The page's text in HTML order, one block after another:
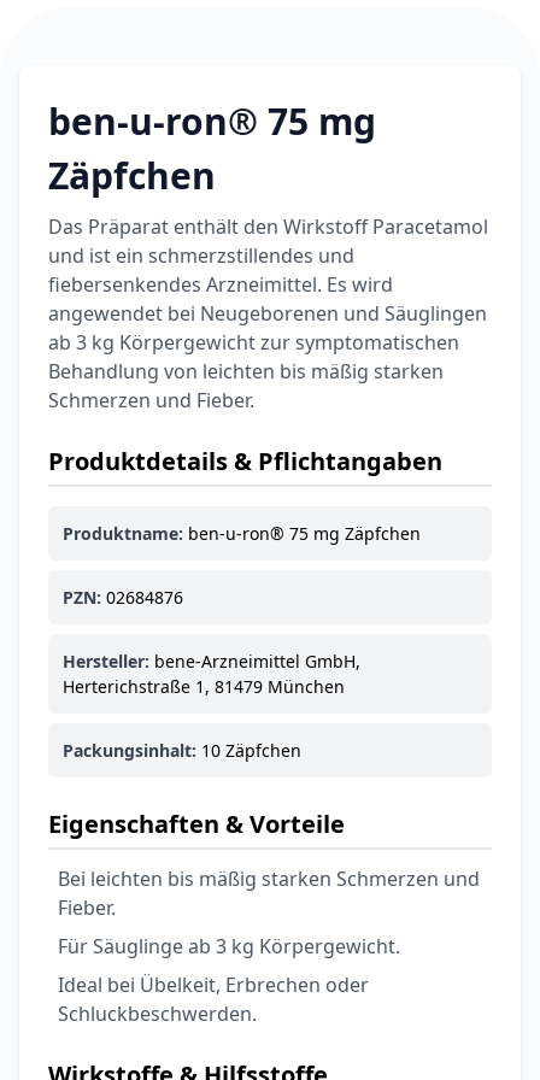
Light AP+M
17,31 € 19,90 € -13%
Dexeryl
die ganze Familie
5,91 € 6,35 € -7%
BEAUTY & PFLEGE
Linola Forte
Shampoo für
juckende, trockene
oder zu
Schuppenflechte
12,28 € 16,37 € -25%
ARZNEIMITTEL & GESUNDHEIT
Vagisan Milchsäure
pH-Wert-
Stabilisierung
12,89 € 17,47 € -26%
ARZNEIMITTEL & GESUNDHEIT
OHROPAX® Classic
Ohrstöpsel
ARZNEIMITTEL & GESUNDHEIT
Alkoholtupfer,
100 Stück
3,75 € 4,29 € -13%
Lefax® extra
ARZNEIMITTEL & GESUNDHEIT
Hämorrhoidensalbe:
& Juckreiz
Nach Marke kaufen
ben-u-ron® 75 mg
Zäpfchen
Das Präparat enthält den Wirkstoff Paracetamol
und ist ein schmerzstillendes und
fiebersenkendes Arzneimittel. Es wird
angewendet bei Neugeborenen und Säuglingen
ab 3 kg Körpergewicht zur symptomatischen
Behandlung von leichten bis mäßig starken
Schmerzen und Fieber.
Produktdetails & Pflichtangaben
Produktname: ben-u-ron® 75 mg Zäpfchen
PZN: 02684876
Hersteller: bene-Arzneimittel GmbH,
Herterichstraße 1, 81479 München
Packungsinhalt: 10 Zäpfchen
Eigenschaften & Vorteile
Bei leichten bis mäßig starken Schmerzen und
Fieber.
Für Säuglinge ab 3 kg Körpergewicht.
Ideal bei Übelkeit, Erbrechen oder
Schluckbeschwerden.